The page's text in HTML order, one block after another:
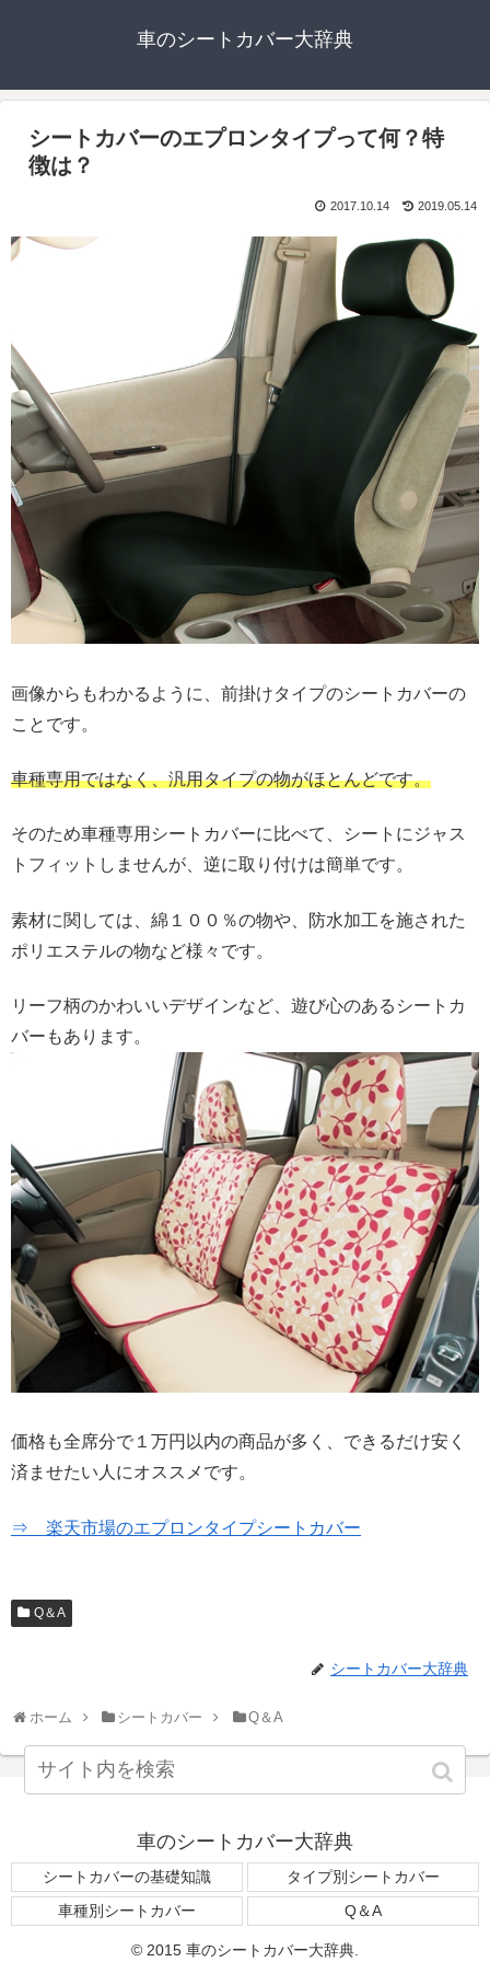
車のシートカバー大辞典
シートカバーのエプロンタイプって何？特
徴は？
2019.05.14
2017.10.14
画像からもわかるように、 前掛けタイプのシートカバーの
ことです。
車種専用ではなく、汎用タイプの物がほとんどです。
そのため車種専用シートカバーに比べて、シートにジャス
トフィットしませんが、逆に取り付けは簡単です。
素材に関しては、綿１００％の物や、防水加工を施された
ポリエステルの物など様々です。
リーフ柄のかわいいデザインなど、遊び心のあるシートカ
バーもあります。
価格も全席分で１万円以内の商品が多く、できるだけ安く
済ませたい人にオススメです。
⇒ 楽天市場のエプロンタイプシートカバー
Q＆A
シートカバー大辞典
ホーム シートカバー Q＆A
車のシートカバー大辞典
シートカバーの基礎知識
タイプ別シートカバー
車種別シートカバー
Q＆A
© 2015 車のシートカバー大辞典.